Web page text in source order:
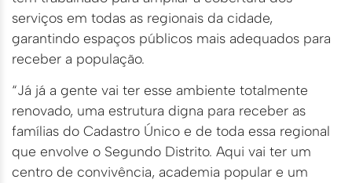
serviços em todas as regionais da cidade,
garantindo espaços públicos mais adequados para
receber a população.
“Já já a gente vai ter esse ambiente totalmente
renovado, uma estrutura digna para receber as
famílias do Cadastro Único e de toda essa regional
que envolve o Segundo Distrito. Aqui vai ter um
centro de convivência, academia popular e um